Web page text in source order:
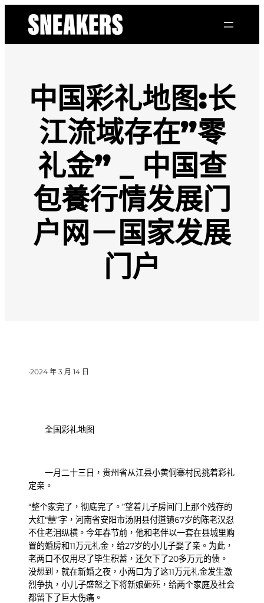
中国彩礼地图:长
江流域存在”零
礼金” _ 中国查
包養行情发展门
户网－国家发展
门户
·2024 年 3 月 14 日
全国彩礼地图
一月二十三日，贵州省从江县小黄侗寨村民挑着彩礼
定亲。
“整个家完了，彻底完了。”望着儿子房间门上那个残存的
大红“囍”字，河南省安阳市汤阴县付道镇67岁的陈老汉忍
不住老泪纵横。今年春节前，他和老伴以一套在县城里购
置的婚房和11万元礼金，给27岁的小儿子娶了亲。为此，
老两口不仅用尽了毕生积蓄，还欠下了20多万元的债。
没想到，就在新婚之夜，小两口为了这11万元礼金发生激
烈争执，小儿子盛怒之下将新娘砸死，给两个家庭及社会
都留下了巨大伤痛。